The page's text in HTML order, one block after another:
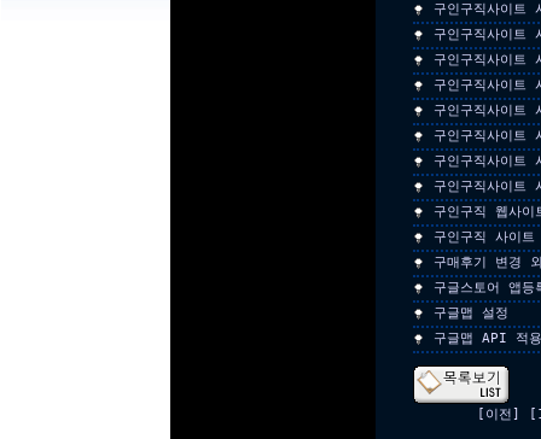
구인구직사이트
구인구직사이트
구인구직사이트
구인구직사이트
구인구직사이트
구인구직사이트
구인구직사이트
구인구직사이트
구인구직 웹사이
구인구직 사이트
구매후기 변경
구글스토어 앱등
구글맵 설정
구글맵 API 적용
[이전]